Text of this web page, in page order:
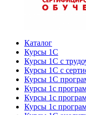
Каталог
Курсы 1С
Курсы 1С с
Курсы 1С с
Курсы 1С
Курсы 1с
Курсы 1с
Курсы 1с